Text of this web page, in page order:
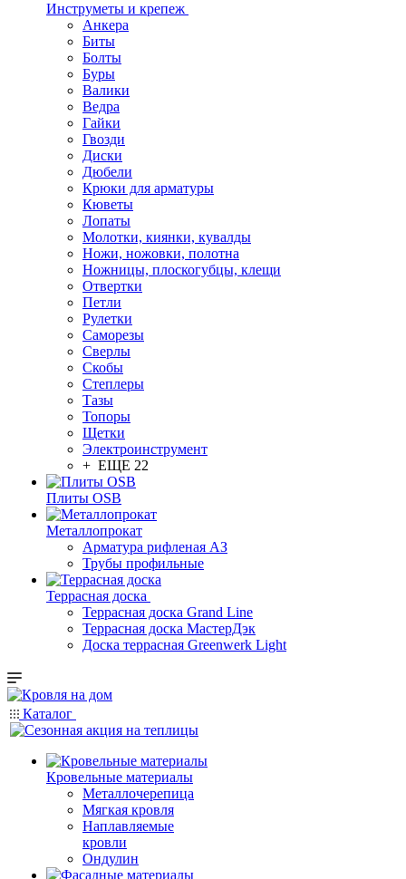
Инструметы и крепеж
Анкера
Биты
Болты
Буры
Валики
Ведра
Гайки
Гвозди
Диски
Дюбели
Крюки для арматуры
Кюветы
Лопаты
Молотки, киянки, кувалды
Ножи, ножовки, полотна
Ножницы, плоскогубцы, клещи
Отвертки
Петли
Рулетки
Саморезы
Сверлы
Скобы
Степлеры
Тазы
Топоры
Щетки
Электроинструмент
+ ЕЩЕ 22
Плиты OSB
Металлопрокат
Арматура рифленая АЗ
Трубы профильные
Террасная доска
Террасная доска Grand Line
Террасная доска МастерДэк
Доска террасная Greenwerk Light
Каталог
Кровельные материалы
Металлочерепица
Мягкая кровля
Наплавляемые
кровли
Ондулин